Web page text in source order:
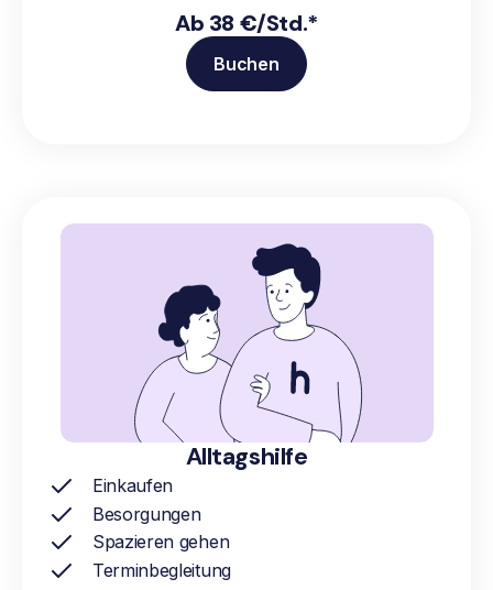
Ab 38 €/Std.*
Buchen
Alltagshilfe
Einkaufen
Besorgungen
Spazieren gehen
Terminbegleitung